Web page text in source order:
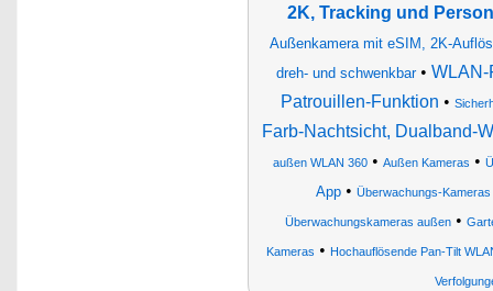
2K, Tracking und
Außenkamera mit eSIM, 2K-
dreh- und schwenkbar• WLAN-
Patrouillen-Funktion •
Farb-Nachtsicht, Dualband-
außen WLAN 360• Außen Kameras •
App• Überwachungs-Kameras
Überwachungskameras außen •
Kameras • Hochauflösende Pan-Tilt